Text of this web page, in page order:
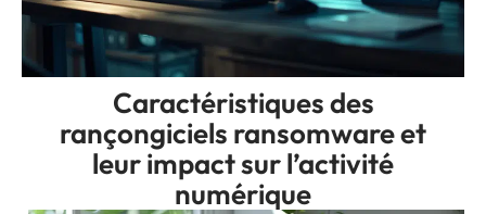
Caractéristiques des
rançongiciels ransomware et
leur impact sur l’activité
numérique